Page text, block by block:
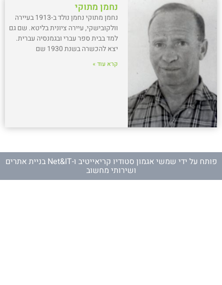
נחמן מתוקי
נחמן מתוקי נחמן נולד ב-1913 בעיירה
וולקובישקי, עיירה ציונית בליטא. שם גם
למד בבית ספר עברי ובגמנסיה עברית.
יצא להכשרה בשנת 1930 שם
קרא עוד »
פותח על ידי שמשי אגמון סטודיו קריאייטיב ו- Net&IT בניית אתרים
ושירותי מחשוב